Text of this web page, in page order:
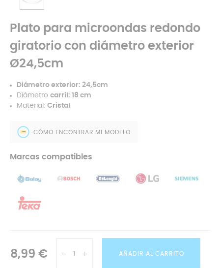
Plato para microondas redondo
giratorio con diámetro exterior
Ø24,5cm
Diámetro exterior: 24,5cm
Diámetro carril: 18 cm
Material: Cristal
CÓMO ENCONTRAR MI MODELO
Marcas compatibles
8,99 € AÑADIR AL CARRITO